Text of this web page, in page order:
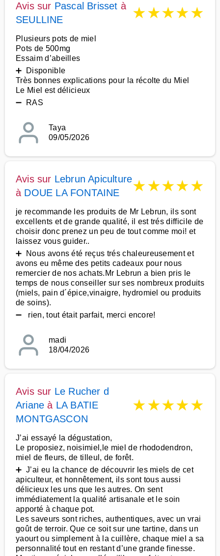
Avis sur Pascal Brisset à
SEULLINE
★★★★★
Plusieurs pots de miel
Pots de 500mg
Essaim d’abeilles
➕ Disponible
Très bonnes explications pour la récolte du Miel
Le Miel est délicieux
➖ RAS
Taya
09/05/2026
Avis sur Lebrun Apiculture
à DOUE LA FONTAINE ★★★★★
je recommande les produits de Mr Lebrun, ils sont
excellents et de grande qualité, il est trés difficile de
choisir donc prenez un peu de tout comme moi! et
laissez vous guider..
➕ Nous avons été reçus trés chaleureusement et
avons eu même des petits cadeaux pour nous
remercier de nos achats.Mr Lebrun a bien pris le
temps de nous conseiller sur ses nombreux produits
(miels, pain d´épice,vinaigre, hydromiel ou produits
de soins).
➖ rien, tout était parfait, merci encore!
madi
18/04/2026
Avis sur Le Rucher d
Ariane à LA BATIE
MONTGASCON
★★★★★
J’ai essayé la dégustation,
Le proposiez, noisimiel,le miel de rhododendron,
miel de fleurs, de tilleul, de forêt.
➕ J’ai eu la chance de découvrir les miels de cet
apiculteur, et honnêtement, ils sont tous aussi
délicieux les uns que les autres. On sent
immédiatement la qualité artisanale et le soin
apporté à chaque pot.
Les saveurs sont riches, authentiques, avec un vrai
goût de terroir. Que ce soit sur une tartine, dans un
yaourt ou simplement à la cuillère, chaque miel a sa
personnalité tout en restant d’une grande finesse.